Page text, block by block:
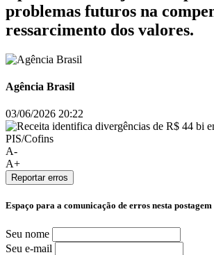
problemas futuros na
ressarcimento dos valores.
Agência Brasil
03/06/2026 20:22
A-
A+
Reportar erros
Espaço para a comunicação de erros nesta postagem
Seu nome
Seu e-mail